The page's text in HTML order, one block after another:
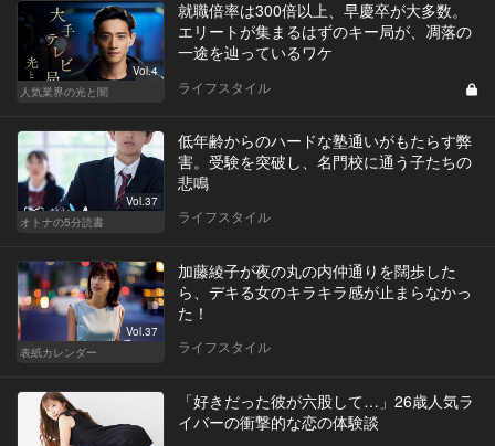
Vol.4
人気業界の光と闇
就職倍率は300倍以上、早慶卒が大多数。
エリートが集まるはずのキー局が、凋落の
一途を辿っているワケ
ライフスタイル
Vol.37
オトナの5分読書
低年齢からのハードな塾通いがもたらす弊
害。受験を突破し、名門校に通う子たちの
悲鳴
ライフスタイル
Vol.37
表紙カレンダー
加藤綾子が夜の丸の内仲通りを闊歩した
ら、デキる女のキラキラ感が止まらなかっ
た！
ライフスタイル
「好きだった彼が六股して…」26歳人気ラ
イバーの衝撃的な恋の体験談